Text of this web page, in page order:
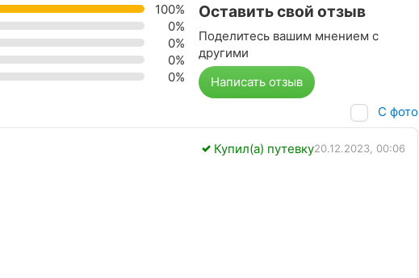
Оставить свой отзыв
Поделитесь вашим мнением с
другими
Написать отзыв
100%
0%
0%
0%
0%
С фото
Купил(а) путевку20.12.2023, 00:06